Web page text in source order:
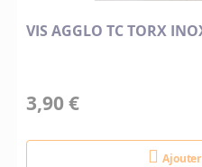
VIS AGGLO TC TORX
3,90 €